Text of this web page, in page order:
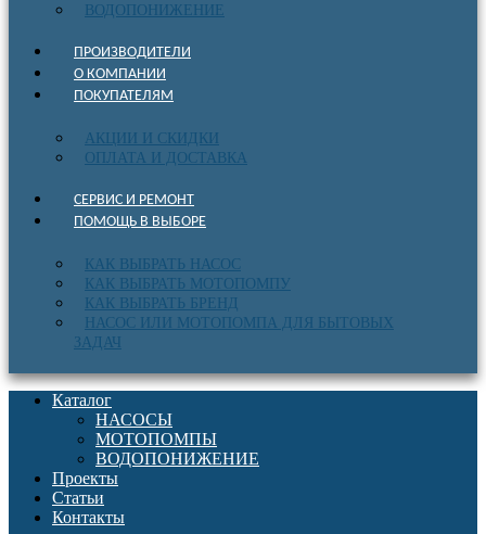
ВОДОПОНИЖЕНИЕ
ПРОИЗВОДИТЕЛИ
О КОМПАНИИ
ПОКУПАТЕЛЯМ
АКЦИИ И СКИДКИ
ОПЛАТА И ДОСТАВКА
СЕРВИС И РЕМОНТ
ПОМОЩЬ В ВЫБОРЕ
КАК ВЫБРАТЬ НАСОС
КАК ВЫБРАТЬ МОТОПОМПУ
КАК ВЫБРАТЬ БРЕНД
НАСОС ИЛИ МОТОПОМПА ДЛЯ БЫТОВЫХ
ЗАДАЧ
Каталог
НАСОСЫ
МОТОПОМПЫ
ВОДОПОНИЖЕНИЕ
Проекты
Статьи
Контакты